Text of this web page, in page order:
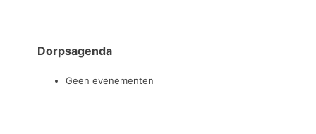
Dorpsagenda
Geen evenementen